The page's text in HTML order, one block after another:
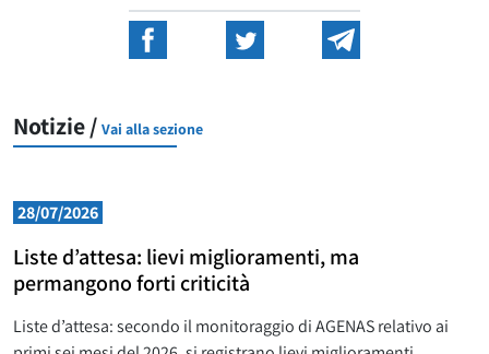
Notizie / Vai alla sezione
28/07/2026
Liste d’attesa: lievi miglioramenti, ma
permangono forti criticità
Liste d’attesa: secondo il monitoraggio di AGENAS relativo ai